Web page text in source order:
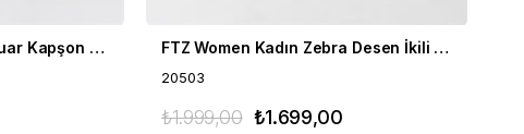
FTZ Women Kadın Fermuar Kapşon Detay İkili Takım Bisküvi 21-6038 FTZ Women Kadın Zebra Desen İkili Takım Bisküvi 20503
20503
₺1.699,00
₺1.999,00